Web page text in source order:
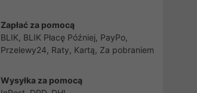
Zapłać za pomocą
BLIK, BLIK Płacę Później, PayPo,
Przelewy24, Raty, Kartą, Za pobraniem
Wysyłka za pomocą